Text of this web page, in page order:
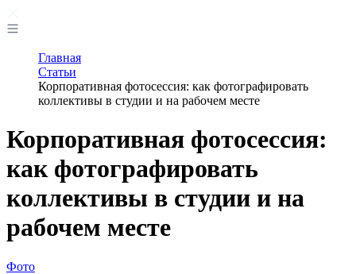
Главная
Статьи
Корпоративная фотосессия: как фотографировать
коллективы в студии и на рабочем месте
Корпоративная фотосессия:
как фотографировать
коллективы в студии и на
рабочем месте
Фото